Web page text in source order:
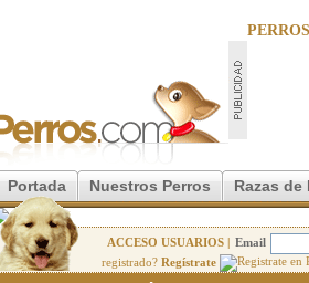
PERROS
Portada Nuestros Perros Razas de
ACCESO USUARIOS | Email
registrado? Regístrate